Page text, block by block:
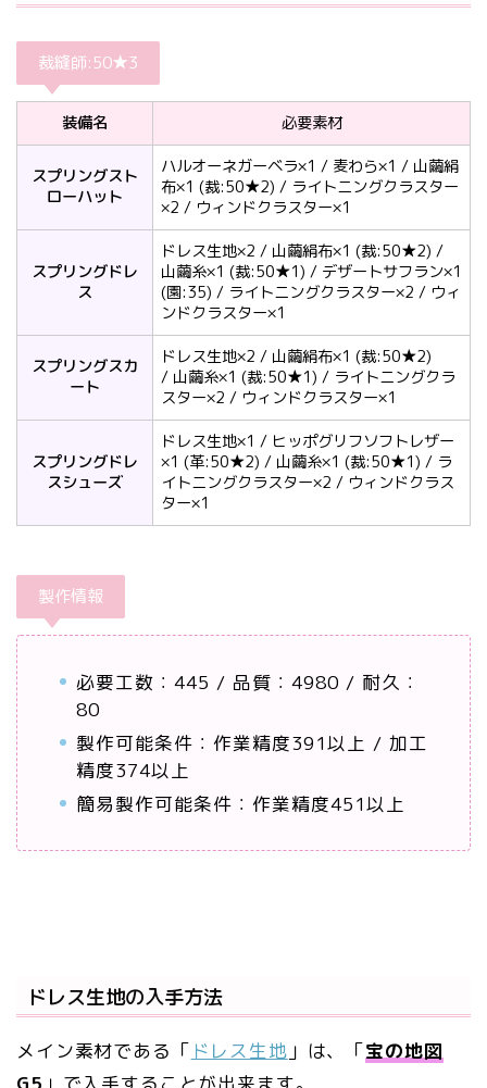
裁縫師:50★3
装備名 必要素材
スプリングスト
ローハット
ハルオーネガーベラ×1 / 麦わら×1 / 山繭絹
布×1 (裁:50★2) / ライトニングクラスター
×2 / ウィンドクラスター×1
スプリングドレ
ス
ドレス生地×2 / 山繭絹布×1 (裁:50★2) /
山繭糸×1 (裁:50★1) / デザートサフラン×1
(園:35) / ライトニングクラスター×2 / ウィ
ンドクラスター×1
スプリングスカ
ート
ドレス生地×2 / 山繭絹布×1 (裁:50★2)
/ 山繭糸×1 (裁:50★1) / ライトニングクラ
スター×2 / ウィンドクラスター×1
スプリングドレ
スシューズ
ドレス生地×1 / ヒッポグリフソフトレザー
×1 (革:50★2) / 山繭糸×1 (裁:50★1) / ラ
イトニングクラスター×2 / ウィンドクラス
ター×1
製作情報
必要工数：445 / 品質：4980 / 耐久：
80
製作可能条件：作業精度391以上 / 加工
精度374以上
簡易製作可能条件：作業精度451以上
ドレス生地の入手方法
メイン素材である「 ドレス生地 」は、「宝の地図
G5 」で入手することが出来ます。